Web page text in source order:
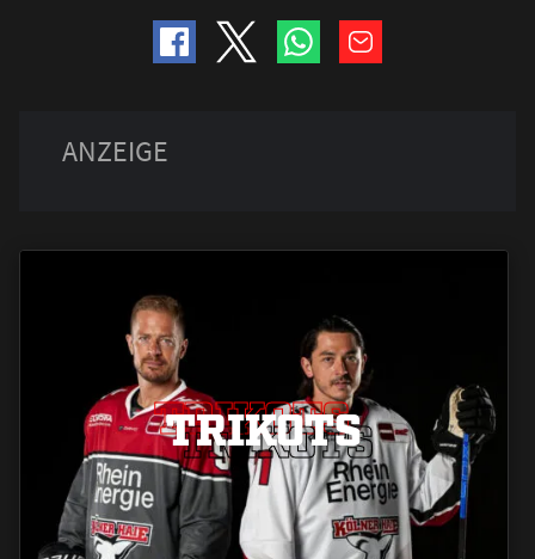
TRIKOTS
TRIKOTS
TRIKOTS